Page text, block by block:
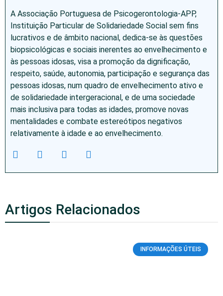
A Associação Portuguesa de Psicogerontologia-APP,
Instituição Particular de Solidariedade Social sem fins
lucrativos e de âmbito nacional, dedica-se às questões
biopsicológicas e sociais inerentes ao envelhecimento e
às pessoas idosas, visa a promoção da dignificação,
respeito, saúde, autonomia, participação e segurança das
pessoas idosas, num quadro de envelhecimento ativo e
de solidariedade intergeracional, e de uma sociedade
mais inclusiva para todas as idades, promove novas
mentalidades e combate estereótipos negativos
relativamente à idade e ao envelhecimento.
Artigos Relacionados
INFORMAÇÕES ÚTEIS